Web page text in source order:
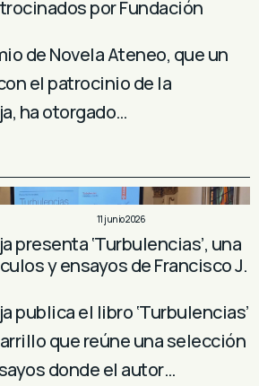
por Fundación
de Novela Ateneo, que un
el patrocinio de la
ha otorgado…
11 junio 2026
presenta ‘Turbulencias’, una
y ensayos de Francisco J.
publica el libro ‘Turbulencias’
que reúne una selección
donde el autor…